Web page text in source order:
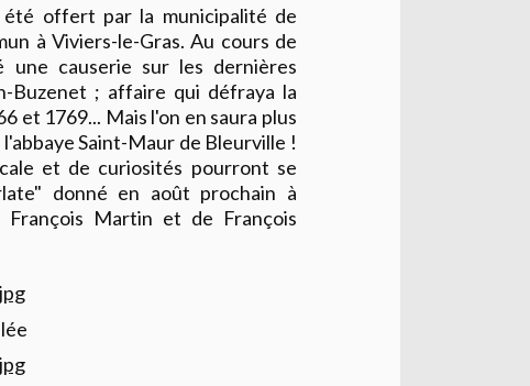
offert par la municipalité de
à Viviers-le-Gras. Au cours de
une causerie sur les dernières
Buzenet ; affaire qui défraya la
et 1769... Mais l'on en saura plus
Saint-Maur de Bleurville !
et de curiosités pourront se
donné en août prochain à
Martin et de François